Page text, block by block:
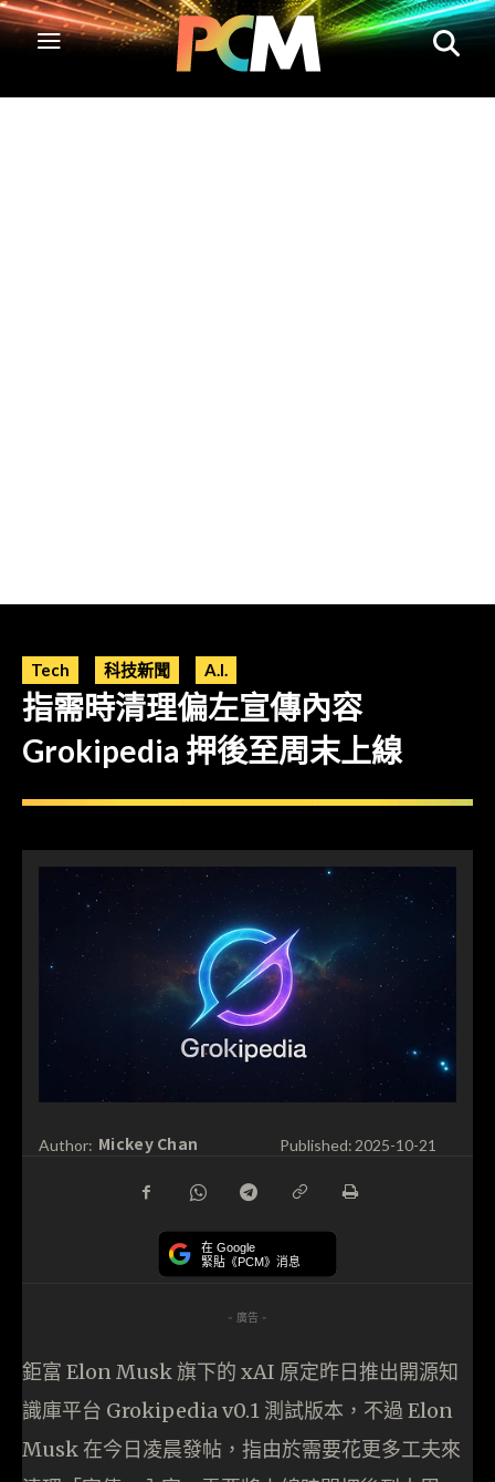
Tech 科技新聞 A.I.
指需時清理偏左宣傳內容
Grokipedia 押後至周末上線
Author: Mickey Chan Published: 2025-10-21
在 Google
緊貼《PCM》消息
- 廣告 -
鉅富 Elon Musk 旗下的 xAI 原定昨日推出開源知
識庫平台 Grokipedia v0.1 測試版本，不過 Elon
Musk 在今日凌晨發帖，指由於需要花更多工夫來